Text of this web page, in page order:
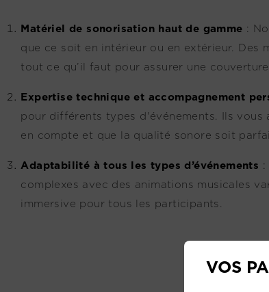
Matériel de sonorisation haut de gamme :
que ce soit en intérieur ou en extérieur. Des
tout ce qu’il faut pour assurer une
Expertise technique et accompagnement
pour différents types d'événements. Ils vous
en compte et que la qualité sonore soit
Adaptabilité à tous les types d’événements :
complexes avec des animations musicales
immersive pour tous les participants.
VOS